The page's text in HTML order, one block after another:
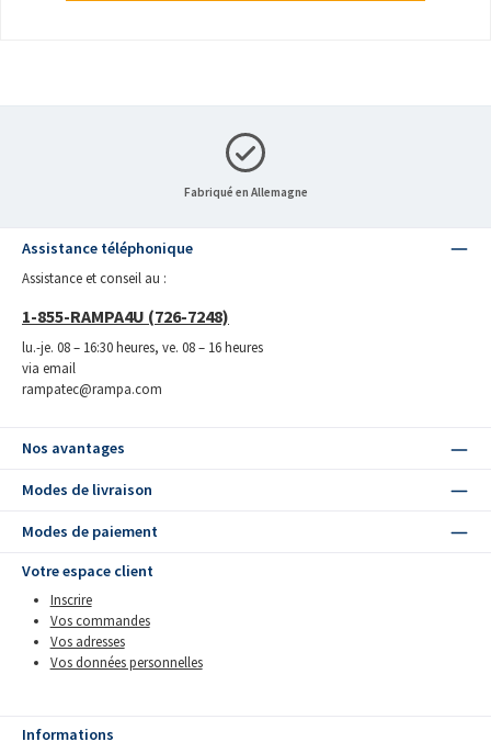
Fabriqué en Allemagne
Assistance téléphonique
Assistance et conseil au :
1-855-RAMPA4U (726-7248)
lu.-je. 08 – 16:30 heures, ve. 08 – 16 heures
via email
rampatec@rampa.com
Nos avantages
Modes de livraison
Modes de paiement
Votre espace client
Inscrire
Vos commandes
Vos adresses
Vos données personnelles
Informations